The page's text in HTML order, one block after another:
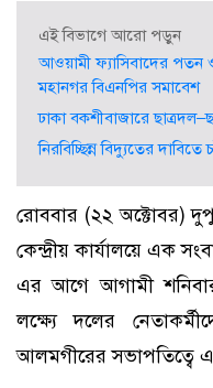
এই বিভাগে আরো পড়ুন
আওয়ামী ফ্যাসিবাদের পতন
মহানগর বিএনপির সমাবেশ
ঢাকা বকশীবাজারে
নিরবিচ্ছিন্ন বিদ্যুতের
রোববার (২২ অক্টোবর)
কেন্দ্রীয় কার্যালয়ে এক
এর আগে আগামী
লক্ষ্যে দলের
আলমগীরের সভাপতিত্বে